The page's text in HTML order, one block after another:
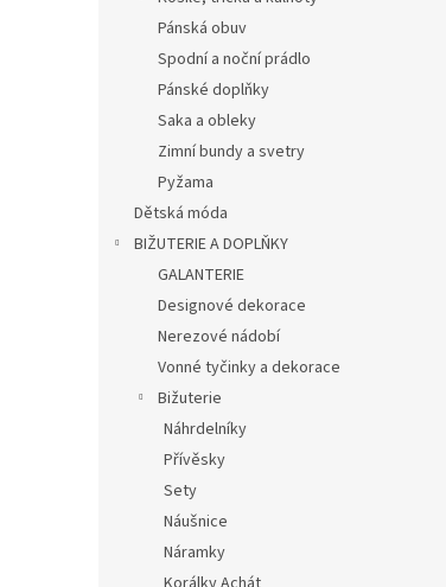
Pánská obuv
Spodní a noční prádlo
Pánské doplňky
Saka a obleky
Zimní bundy a svetry
Pyžama
Dětská móda
BIŽUTERIE A DOPLŇKY
GALANTERIE
Designové dekorace
Nerezové nádobí
Vonné tyčinky a dekorace
Bižuterie
Náhrdelníky
Přívěsky
Sety
Náušnice
Náramky